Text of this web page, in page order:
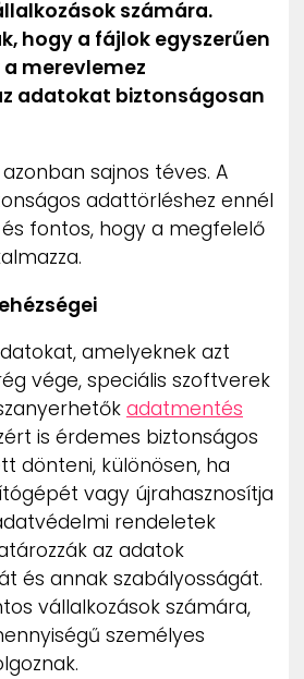
számára.
hogy a fájlok egyszerűen
merevlemez
adatokat biztonságosan
sajnos téves. A
adattörléshez ennél
fontos, hogy a megfelelő
amelyeknek azt
vége, speciális szoftverek
adatmentés
is érdemes biztonságos
dönteni, különösen, ha
vagy újrahasznosítja
rendeletek
az adatok
és annak szabályosságát.
vállalkozások számára,
személyes